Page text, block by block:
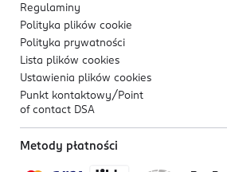
Regulaminy
Polityka plików cookie
Polityka prywatności
Lista plików cookies
Ustawienia plików cookies
Punkt kontaktowy/ Point
of contact DSA
Metody płatności